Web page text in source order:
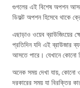
গুগলের এই বিশেষ অপশন
ডিফল্ট অপশন হিসেবে থাকে
এছাড়াও ওয়েব ব্রাউজিংয়ের
প্রতিদিন যদি এই ব্রাউজার
আসতে পারে। যেখানে কোনো
অনেক সময় দেখা যায়, কোনো
দরকারের সময় যা বিরক্তির